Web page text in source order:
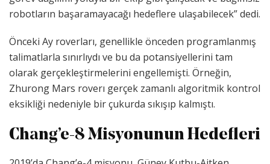
robotların başaramayacağı hedeflere ulaşabilecek” dedi.
Önceki Ay roverları, genellikle önceden programlanmış
talimatlarla sınırlıydı ve bu da potansiyellerini tam
olarak gerçekleştirmelerini engellemişti. Örneğin,
Zhurong Mars roverı gerçek zamanlı algoritmik kontrol
eksikliği nedeniyle bir çukurda sıkışıp kalmıştı.
Chang’e-8 Misyonunun Hedefleri